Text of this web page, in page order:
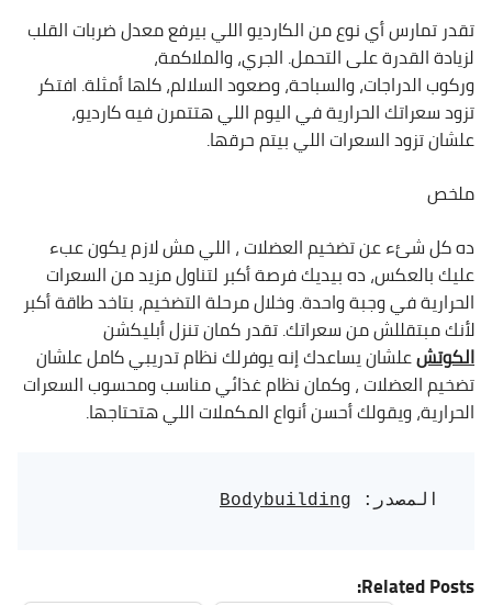
تقدر تمارس أي نوع من الكارديو اللي بيرفع معدل ضربات القلب
لزيادة القدرة على التحمل. الجري، والملاكمة،
وركوب الدراجات، والسباحة، وصعود السلالم، كلها أمثلة. افتكر
تزود سعراتك الحرارية في اليوم اللي هتتمرن فيه كارديو،
علشان تزود السعرات اللي بيتم حرقها.
ملخص
ده كل شئء عن تضخيم العضلات ، اللي مش لازم يكون عبء
عليك بالعكس، ده بيديك فرصة أكبر لتناول مزيد من السعرات
الحرارية في وجبة واحدة. وخلال مرحلة التضخيم، بتاخد طاقة أكبر
لأنك مبتقللش من سعراتك. تقدر كمان تنزل أبليكشن
الكوتشعلشان يساعدك إنه يوفرلك نظام تدريبي كامل علشان
تضخيم العضلات ، وكمان نظام غذائي مناسب ومحسوب السعرات
الحرارية، ويقولك أحسن أنواع المكملات اللي هتحتاجها.
المصدر: Bodybuilding
Related Posts: